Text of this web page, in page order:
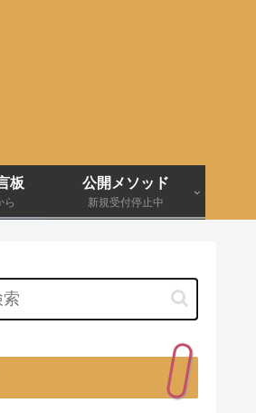
板
ら
公開メソッド
新規受付停止中